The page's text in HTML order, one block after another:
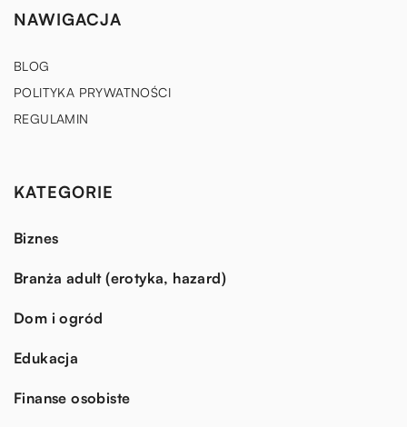
NAWIGACJA
BLOG
POLITYKA PRYWATNOŚCI
REGULAMIN
KATEGORIE
Biznes
Branża adult (erotyka, hazard)
Dom i ogród
Edukacja
Finanse osobiste